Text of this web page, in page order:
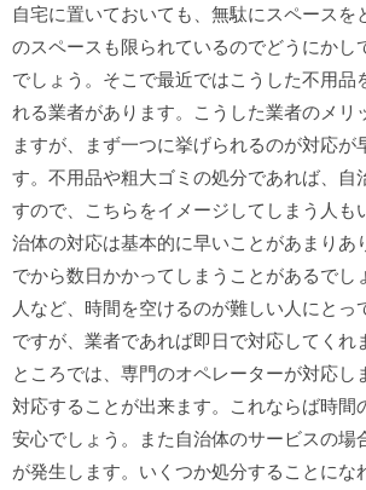
自宅に置いておいても、無駄にスペースを
のスペースも限られているのでどうにかし
でしょう。そこで最近ではこうした不用品
れる業者があります。こうした業者のメリ
ますが、まず一つに挙げられるのが対応が
す。不用品や粗大ゴミの処分であれば、自
すので、こちらをイメージしてしまう人も
治体の対応は基本的に早いことがあまりあ
でから数日かかってしまうことがあるでし
人など、時間を空けるのが難しい人にとっ
ですが、業者であれば即日で対応してくれ
ところでは、専門のオペレーターが対応し
対応することが出来ます。これならば時間
安心でしょう。また自治体のサービスの場
が発生します。いくつか処分することにな